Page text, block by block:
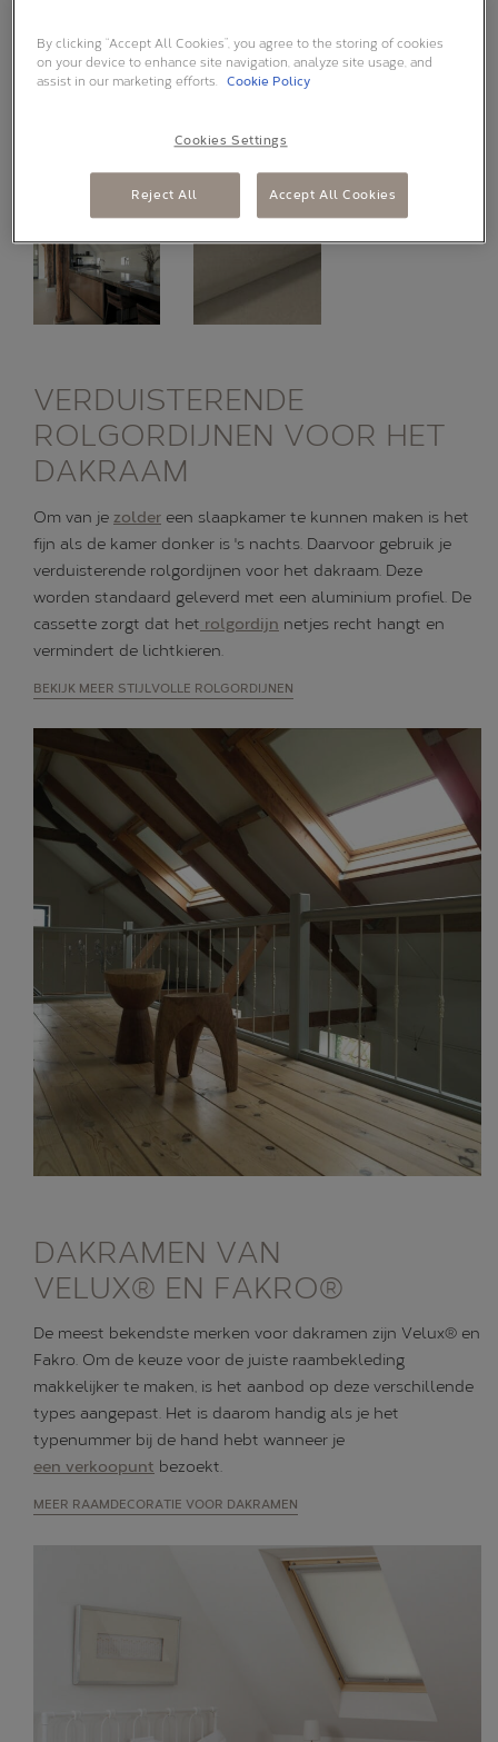
VERDUISTERENDE
ROLGORDIJNEN VOOR HET
DAKRAAM
Om van je zolder een slaapkamer te kunnen maken is het
fijn als de kamer donker is 's nachts. Daarvoor gebruik je
verduisterende rolgordijnen voor het dakraam. Deze
worden standaard geleverd met een aluminium profiel. De
cassette zorgt dat het rolgordijn netjes recht hangt en
vermindert de lichtkieren.
BEKIJK MEER STIJLVOLLE ROLGORDIJNEN
DAKRAMEN VAN
VELUX® EN FAKRO®
De meest bekendste merken voor dakramen zijn Velux® en
Fakro. Om de keuze voor de juiste raambekleding
makkelijker te maken, is het aanbod op deze verschillende
types aangepast. Het is daarom handig als je het
typenummer bij de hand hebt wanneer je
een verkoopunt bezoekt.
MEER RAAMDECORATIE VOOR DAKRAMEN
By clicking “Accept All Cookies”, you agree to the storing of cookies
on your device to enhance site navigation, analyze site usage, and
assist in our marketing efforts.
Cookie Policy
Cookies Settings
Reject All Accept All Cookies